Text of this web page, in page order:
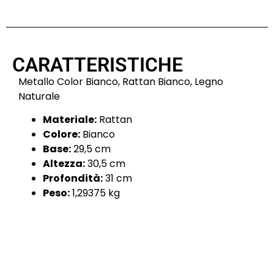
CARATTERISTICHE
Metallo Color Bianco, Rattan Bianco, Legno
Naturale
Materiale: Rattan
Colore: Bianco
Base:29,5 cm
Altezza:30,5 cm
Profondità:31 cm
Peso:1,29375 kg